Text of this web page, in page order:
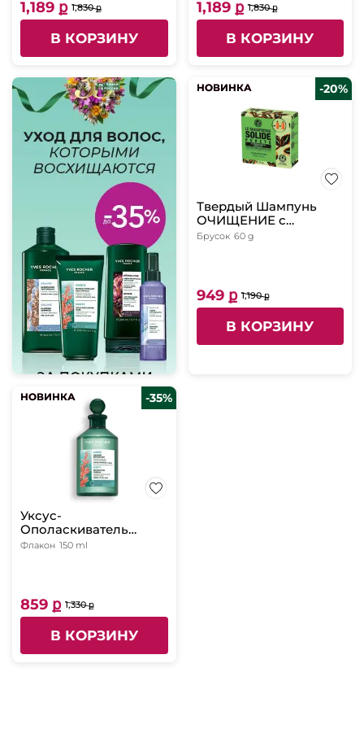
1,189 ք 1,830 ք
В КОРЗИНУ
волос, 400 мл
1,189 ք 1,830 ք
В КОРЗИНУ
НОВИНКА
НОВИНКА -20%
Твердый Шампунь
ОЧИЩЕНИЕ с
Перечной Мятой БИО
Брусок 60 g
949 ք 1,190 ք
В КОРЗИНУ
НОВИНКА
НОВИНКА -35%
Уксус-
Ополаскиватель
ОЧИЩЕНИЕ с Детокс-
нормальных и жирных
волос, 150
Флакон 150 ml
859 ք 1,330 ք
В КОРЗИНУ